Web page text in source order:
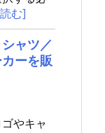
む]
ャツ／
ーを販
やキャ